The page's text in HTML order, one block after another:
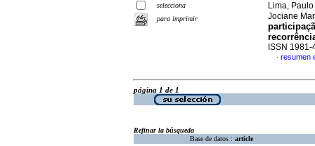
selecciona
para imprimir
Lima,
Jociane
ISSN 1981-
· resumen
página 1 de 1
Refinar la búsqueda
Base de datos : article